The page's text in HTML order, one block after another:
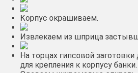
Корпус окрашиваем.
Извлекаем из шприца
На торцах гипсовой
для крепления к корпусу банки.